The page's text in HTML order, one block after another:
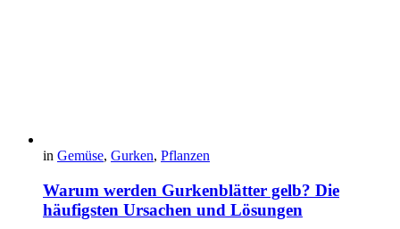
in Gemüse, Gurken, Pflanzen
Warum werden Gurkenblätter gelb? Die
häufigsten Ursachen und Lösungen